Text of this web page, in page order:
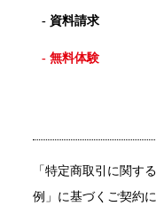
- 資料請求
- 無料体験
「特定商取引に関す
例」に基づくご契約